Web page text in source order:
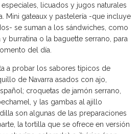
licuados y jugos naturales
Mini gateaux y pastelería -que incluye
se suman a los sándwiches, como
burratina o la baguette serrano, para
del día.
a probar los sabores típicos de
de Navarra asados con ajo,
croquetas de jamón serrano,
y las gambas al ajillo
son algunas de las preparaciones
la tortilla que se ofrece en versión